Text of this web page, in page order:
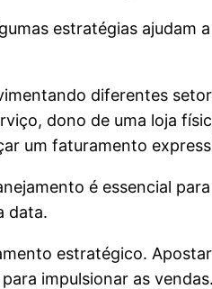
diferentes
dono de uma loja
um faturamento
é essencial
data.
estratégico.
impulsionar as